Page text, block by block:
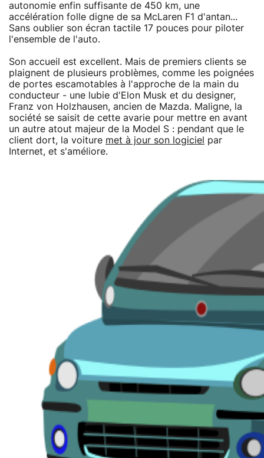
autonomie enfin suffisante de 450 km, une
accélération folle digne de sa McLaren F1 d'antan...
Sans oublier son écran tactile 17 pouces pour piloter
l'ensemble de l'auto.
Son accueil est excellent. Mais de premiers clients se
plaignent de plusieurs problèmes, comme les poignées
de portes escamotables à l'approche de la main du
conducteur - une lubie d'Elon Musk et du designer,
Franz von Holzhausen, ancien de Mazda. Maligne, la
société se saisit de cette avarie pour mettre en avant
un autre atout majeur de la Model S : pendant que le
client dort, la voiture met à jour son logiciel
par
Internet, et s'améliore.